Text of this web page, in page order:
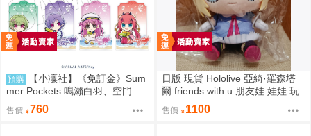
預購
【小凜社】《免訂金》Sum
mer Pockets 鳴瀨白羽、空門
蒼、久島鷗、紬溫達斯 壓克力立
牌 吊飾 壓克力御守
售價 760
日版 現貨 Hololive 亞綺·羅森塔
爾 friends with u 朋友娃 娃娃 玩
偶 布偶 亞綺羅森 Akirose アキ・
ローゼンタール
售價 1100